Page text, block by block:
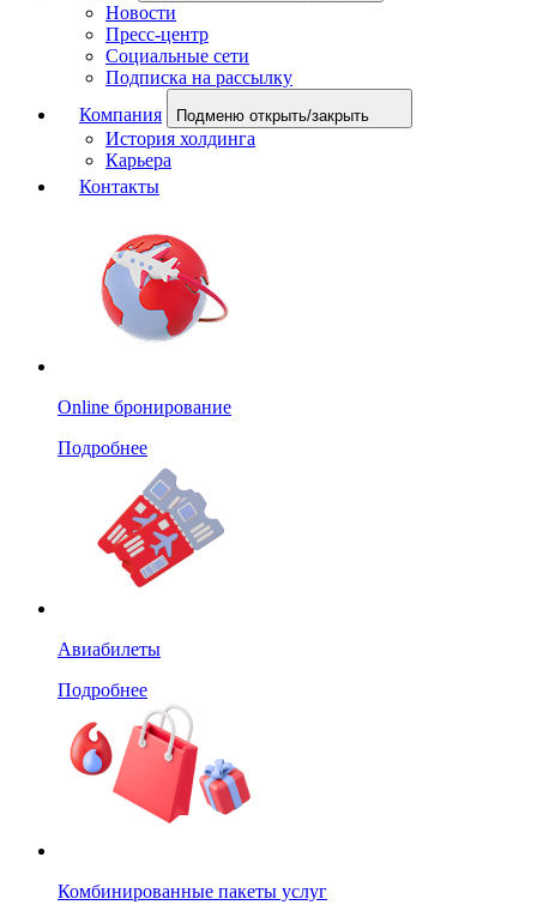
Новости
Пресс-центр
Социальные сети
Подписка на рассылку
Компания
Подменю открыть/закрыть
История холдинга
Карьера
Контакты
Online бронирование
Подробнее
Авиабилеты
Подробнее
Комбинированные пакеты услуг